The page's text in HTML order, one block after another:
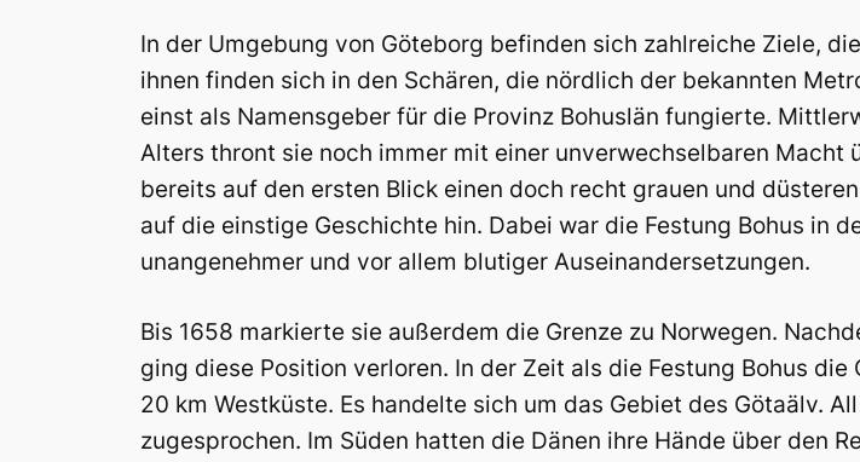
In der Umgebung von Göteborg befinden sich zahlreiche Ziele,
ihnen finden sich in den Schären, die nördlich der bekannten
einst als Namensgeber für die Provinz Bohuslän fungierte.
Alters thront sie noch immer mit einer unverwechselbaren Macht
bereits auf den ersten Blick einen doch recht grauen und
auf die einstige Geschichte hin. Dabei war die Festung Bohus in
unangenehmer und vor allem blutiger Auseinandersetzungen.
Bis 1658 markierte sie außerdem die Grenze zu Norwegen.
ging diese Position verloren. In der Zeit als die Festung Bohus
20 km Westküste. Es handelte sich um das Gebiet des Götaälv.
zugesprochen. Im Süden hatten die Dänen ihre Hände über den